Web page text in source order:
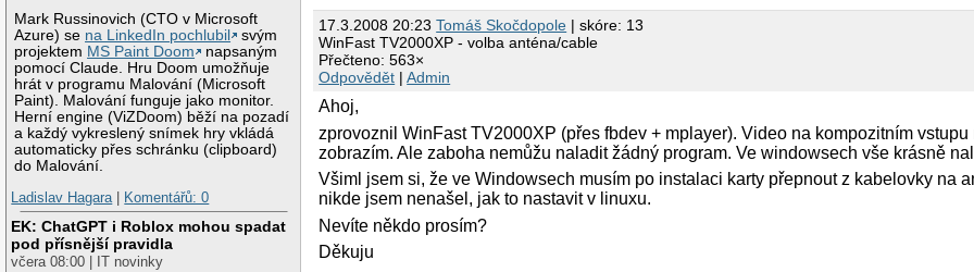
Mark Russinovich (CTO v Microsoft
Azure) se na LinkedIn pochlubil
svým
projektem MS Paint Doom
napsaným
pomocí Claude. Hru Doom umožňuje
hrát v programu Malování (Microsoft
Paint). Malování funguje jako monitor.
Herní engine (ViZDoom) běží na pozadí
a každý vykreslený snímek hry vkládá
automaticky přes schránku (clipboard)
do Malování.
Ladislav Hagara| Komentářů: 0
EK: ChatGPT i Roblox mohou spadat
pod přísnější pravidla
včera 08:00 | IT novinky
17.3.2008 20:23Tomáš Skočdopole | skóre: 13
WinFast TV2000XP - volba anténa/cable
Přečteno: 563×
Odpovědět |Admin
Ahoj,
zprovoznil WinFast TV2000XP (přes fbdev + mplayer). Video na kompozitním vstupu
zobrazím. Ale zaboha nemůžu naladit žádný program. Ve windowsech vše krásně
Všiml jsem si, že ve Windowsech musím po instalaci karty přepnout z kabelovky na
nikde jsem nenašel, jak to nastavit v linuxu.
Nevíte někdo prosím?
Děkuju